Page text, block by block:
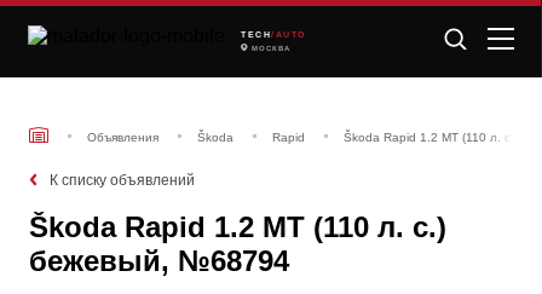
TECH /AUTO
МОСКВА
Объявления Škoda Rapid Škoda Rapid 1.2 MT (110 л. с.)
К списку объявлений
Škoda Rapid 1.2 MT (110 л. с.)
бежевый, №68794